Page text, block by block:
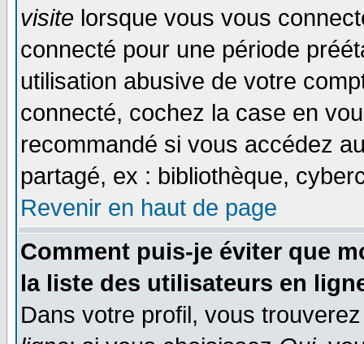
visite lorsque vous vous
connecté pour une période
utilisation abusive de votre
connecté, cochez la case en
recommandé si vous accédez
partagé, ex : bibliothèque,
Revenir en haut de page
Comment puis-je éviter que
la liste des utilisateurs en
Dans votre profil, vous